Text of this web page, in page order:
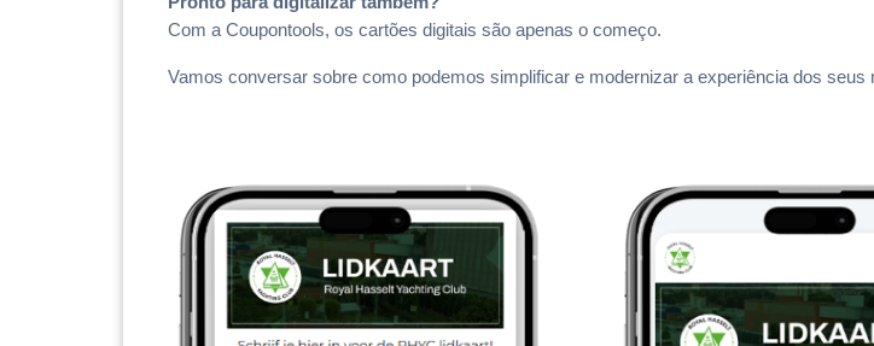
Com a Coupontools, os cartões digitais são apenas o começo.
Vamos conversar sobre como podemos simplificar e modernizar a experiência dos seus